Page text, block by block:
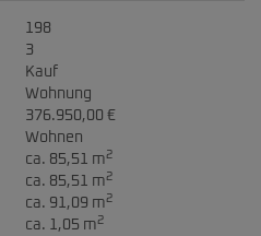
198
3
Kauf
Wohnung
376.950,00 €
Wohnen
ca. 85,51 m2
ca. 85,51 m2
ca. 91,09 m2
ca. 1,05 m2